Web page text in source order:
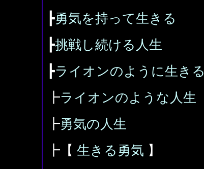
┣勇気を持って生きる
┣挑戦し続ける人生
┣ライオンのように生きる
┣ライオンのような人生
┣勇気の人生
┣【 生きる勇気 】